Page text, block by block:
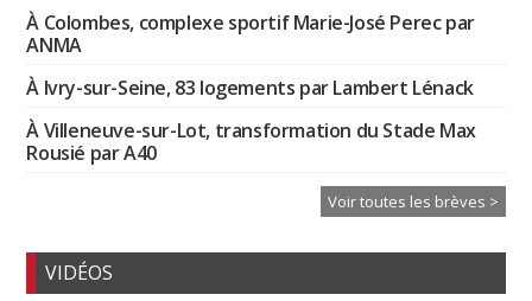
À Colombes, complexe sportif Marie-José Perec par
ANMA
À Ivry-sur-Seine, 83 logements par Lambert Lénack
À Villeneuve-sur-Lot, transformation du Stade Max
Rousié par A40
Voir toutes les brèves >
VIDÉOS